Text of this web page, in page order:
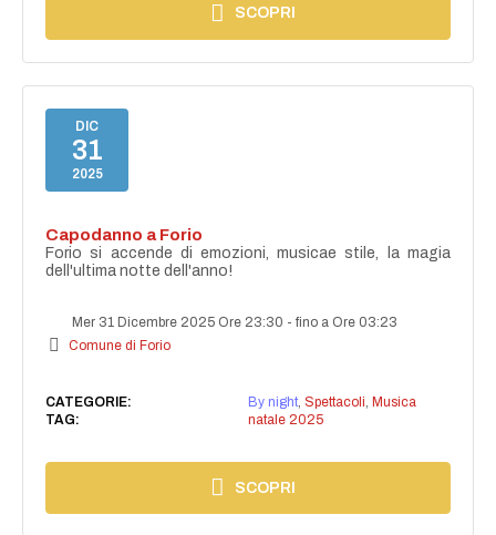
SCOPRI
DIC
31
2025
Capodanno a Forio
Forio si accende di emozioni, musicae stile, la magia
dell'ultima notte dell'anno!
Mer 31 Dicembre 2025 Ore 23:30 -fino a Ore 03:23
Comune di Forio
CATEGORIE: By night, Spettacoli Musica
TAG:
natale 2025
SCOPRI